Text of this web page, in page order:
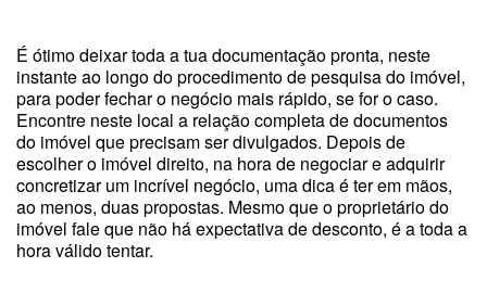
É ótimo deixar toda a tua documentação pronta, neste
instante ao longo do procedimento de pesquisa do imóvel,
para poder fechar o negócio mais rápido, se for o caso.
Encontre neste local a relação completa de documentos
do imóvel que precisam ser divulgados. Depois de
escolher o imóvel direito, na hora de negociar e adquirir
concretizar um incrível negócio, uma dica é ter em mãos,
ao menos, duas propostas. Mesmo que o proprietário do
imóvel fale que não há expectativa de desconto, é a toda a
hora válido tentar.